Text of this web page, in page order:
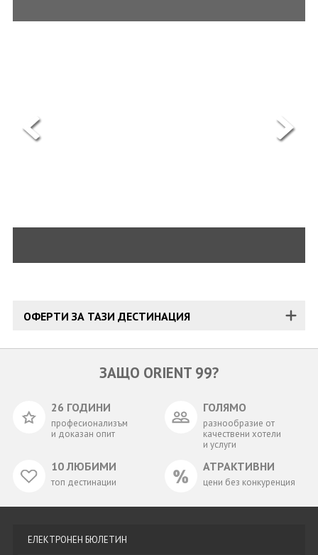
ЕКСКУРЗИИ
ОФЕРТИ ЗА ТАЗИ ДЕСТИНАЦИЯ
ЗАЩО ORIENT 99?
26 ГОДИНИ
професионализъм
и доказан опит
ГОЛЯМО
разнообразие от
качествени хотели
и услуги
10 ЛЮБИМИ
топ дестинации
АТРАКТИВНИ
цени без конкуренция
ЕЛЕКТРОНЕН БЮЛЕТИН